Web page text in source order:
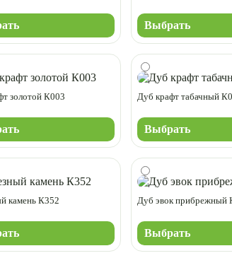
Выбрать
золотой К003 Дуб крафт табачный
Выбрать
камень К352 Дуб эвок прибрежный
Выбрать